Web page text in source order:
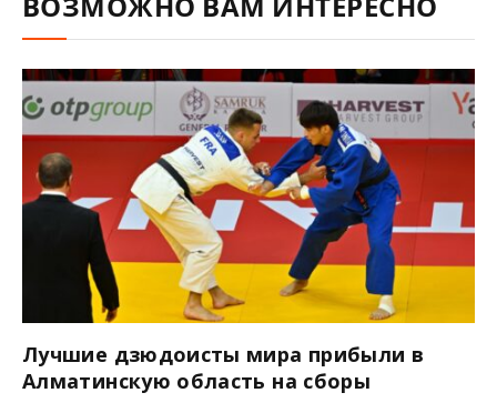
ВОЗМОЖНО ВАМ ИНТЕРЕСНО
Лучшие дзюдоисты мира прибыли в
Алматинскую область на сборы